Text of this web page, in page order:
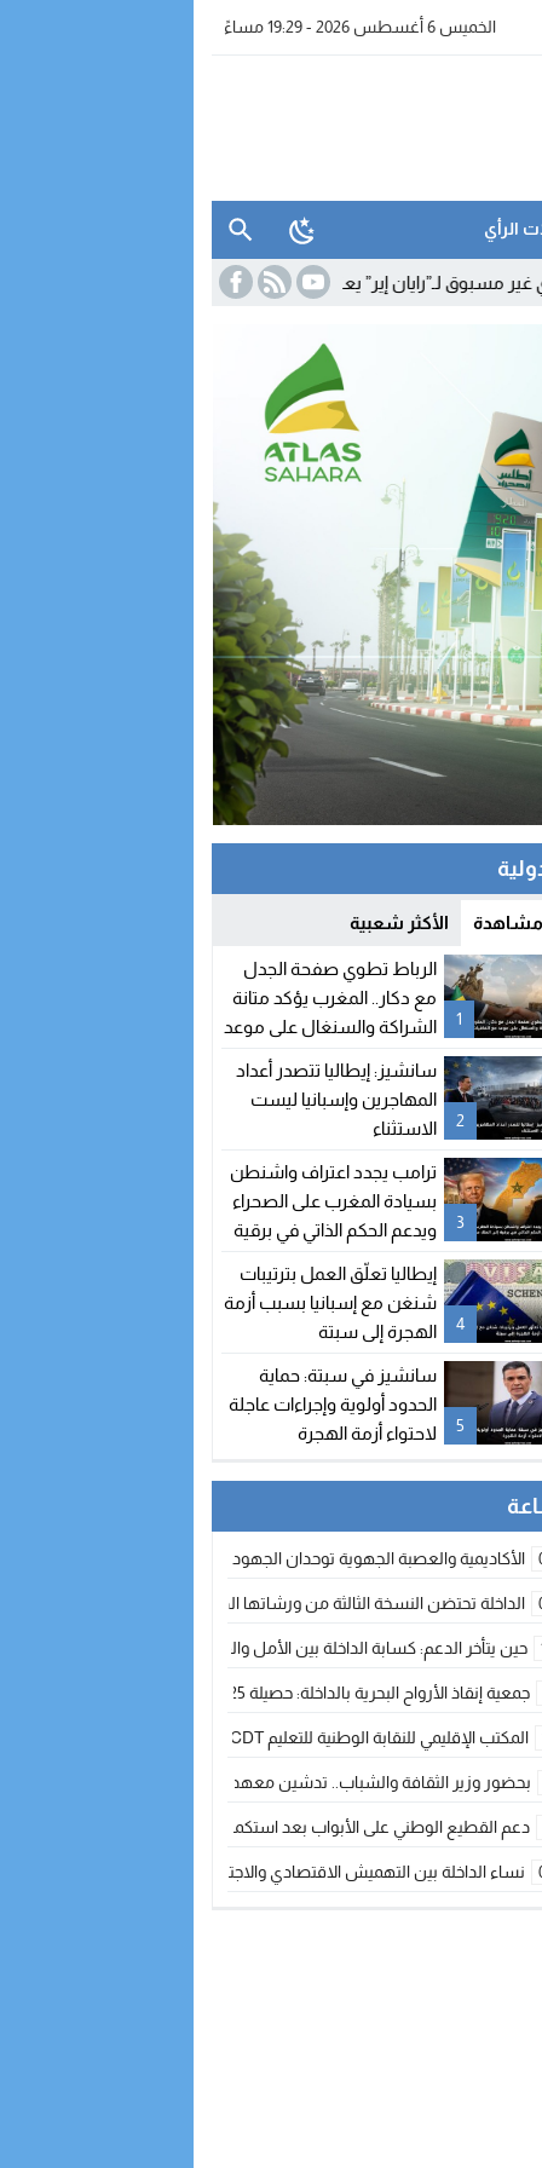
الخميس 6 أغسطس 2026 - 19:29 مساءً
الرأي
إير” يعزز الربط الجوي للداخلة مع أوروبا
مشاهدة الأكثر شعبية
1
الرباط تطوي صفحة الجدل
مع دكار.. المغرب يؤكد متانة
الشراكة والسنغال على موعد
2
سانشيز: إيطاليا تتصدر أعداد
المهاجرين وإسبانيا ليست
الاستثناء
3
ترامب يجدد اعتراف واشنطن
بسيادة المغرب على الصحراء
ويدعم الحكم الذاتي في برقية
إلى الملك محمد السادس
4
إيطاليا تعلّق العمل بترتيبات
شنغن مع إسبانيا بسبب أزمة
الهجرة إلى سبتة
5
سانشيز في سبتة: حماية
الحدود أولوية وإجراءات عاجلة
لاحتواء أزمة الهجرة
الأكاديمية والعصبة الجهوية توحدان الجهود لتطوير الممارسة الكروية بجهة
الداخلة تحتضن النسخة الثالثة من ورشاتها الدولية: تكوين متخصص في التراث
حين يتأخر الدعم: كسابة الداخلة بين الأمل والقلق ؟
جمعية إنقاذ الأرواح البحرية بالداخلة: حصيلة 2025 بين مهام الإنقاذ ومشروع “دار البحار”
المكتب الإقليمي للنقابة الوطنية للتعليم CDT يجتمع مع المدير الإقليمي لمناقشة ملفات جوهرية لنساء ورجال التعليم
بحضور وزير الثقافة والشباب.. تدشين معهد الموسيقى والفنون الكوريغرافية بالداخلة
دعم القطيع الوطني على الأبواب بعد استكمال الترقيم… الفلاحة المغربية
نساء الداخلة بين التهميش الاقتصادي والاجتماعي… في المؤسسات الإنتاجية